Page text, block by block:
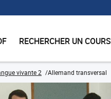
RECHERCHER UN COURS
vivante 2 Allemand transversal